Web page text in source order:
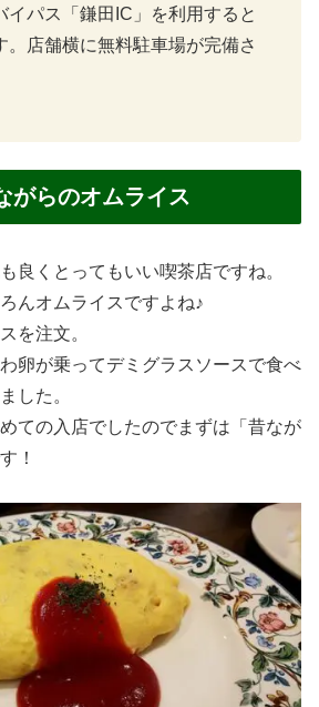
イパス「鎌田IC」を利用すると
。店舗横に無料駐車場が完備さ
がらのオムライス
良くとってもいい喫茶店ですね。
んオムライスですよね♪
を注文。
卵が乗ってデミグラスソースで食べ
した。
ての入店でしたのでまずは「昔なが
！